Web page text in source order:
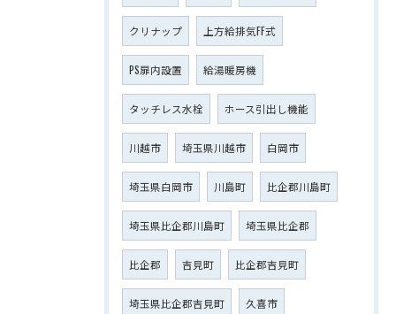
クリナップ 上方給排気FF式
PS扉内設置 給湯暖房機
タッチレス水栓 ホース引出し機能
川越市 埼玉県川越市 白岡市
埼玉県白岡市 川島町 比企郡川島町
埼玉県比企郡川島町 埼玉県比企郡
比企郡 吉見町 比企郡吉見町
埼玉県比企郡吉見町 久喜市